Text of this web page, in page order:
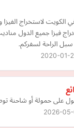
الكويت لاستخراج الفيزا
فيزا جميع الدول
سبل الراحة لسفركم.
2020-01-
على حمولة أو شاحنة
2026-